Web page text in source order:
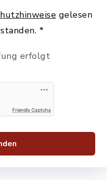
gelesen
*
erfolgt
Friendly Captcha